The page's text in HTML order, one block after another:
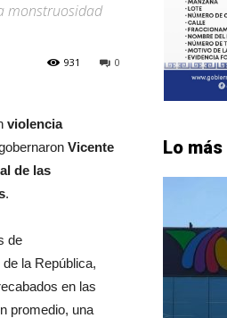
monstruosidad
0
931
violencia
Vicente
de las
.
de
la República,
en las
promedio, una
Lo